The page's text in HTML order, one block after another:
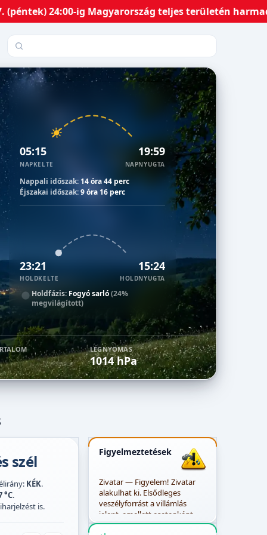
ig Magyarország teljes területén harmadfokú
Település keresése
05:15
NAPKELTE
19:59
NAPNYUGTA
Nappali időszak: 14 óra 44 perc
Éjszakai időszak:9 óra 16 perc
23:21
HOLDKELTE
15:24
HOLDNYUGTA
Holdfázis: Fogyó sarló(24%
megvilágított)
LÉGNYOMÁS
1014 hPa
szél
KÉK.
°C.
is.
Figyelmeztetések
Zivatar — Figyelem! Zivatar
alakulhat ki. Elsődleges
veszélyforrást a villámlás
jelent, emellett esetenként
szélerősödés, jégeső